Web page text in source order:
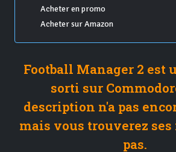
Acheter en promo
Acheter sur Amazon
Football Manager 2 est
sorti sur
description n'a pas
mais vous trouverez
pas.